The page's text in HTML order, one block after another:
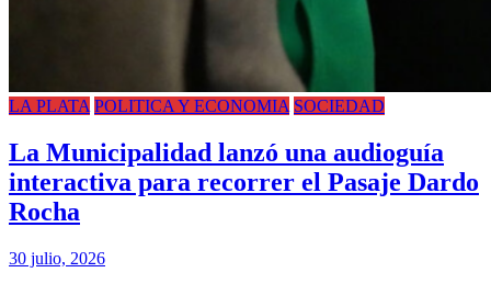
LA PLATA POLITICA Y ECONOMIA SOCIEDAD
La Municipalidad lanzó una audioguía
interactiva para recorrer el Pasaje Dardo
Rocha
30 julio, 2026